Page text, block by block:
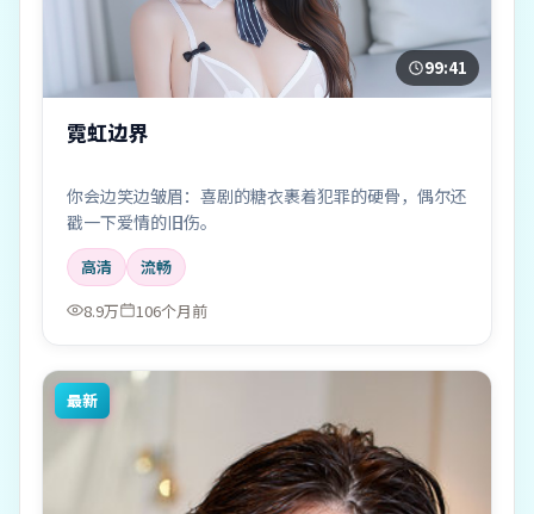
99:41
霓虹边界
你会边笑边皱眉：喜剧的糖衣裹着犯罪的硬骨，偶尔还
戳一下爱情的旧伤。
高清
流畅
8.9万
106个月前
最新